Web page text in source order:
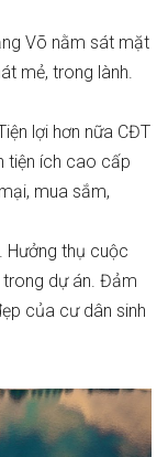
Võ nằm sát mặt
mẻ, trong lành.
lợi hơn nữa CĐT
tiện ích cao cấp
mua sắm,
Hưởng thụ cuộc
trong dự án. Đảm
của cư dân sinh